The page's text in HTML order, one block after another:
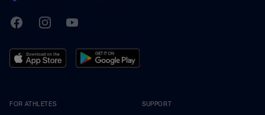
TrainingPeaks
FacebookInstagramYoutube
FOR ATHLETES SUPPORT